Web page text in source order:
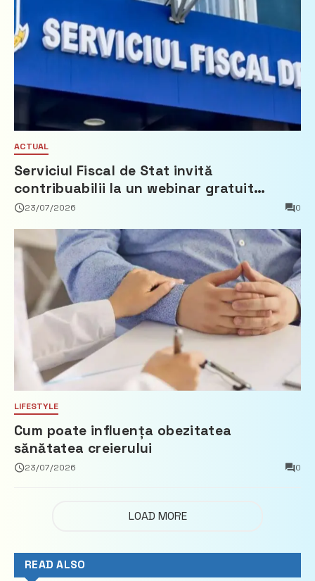
ACTUAL
Serviciul Fiscal de Stat invită
contribuabilii la un webinar gratuit
privind calculul impozitului pe bunurile
23/07/2026 0
LIFESTYLE
Cum poate influența obezitatea
sănătatea creierului
23/07/2026 0
LOAD MORE
READ ALSO